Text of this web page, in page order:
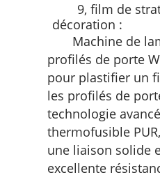
9, film de
décoration :
Machine de
profilés de porte
pour plastifier un
les profilés de
technologie
thermofusible PUR,
une liaison solide
excellente